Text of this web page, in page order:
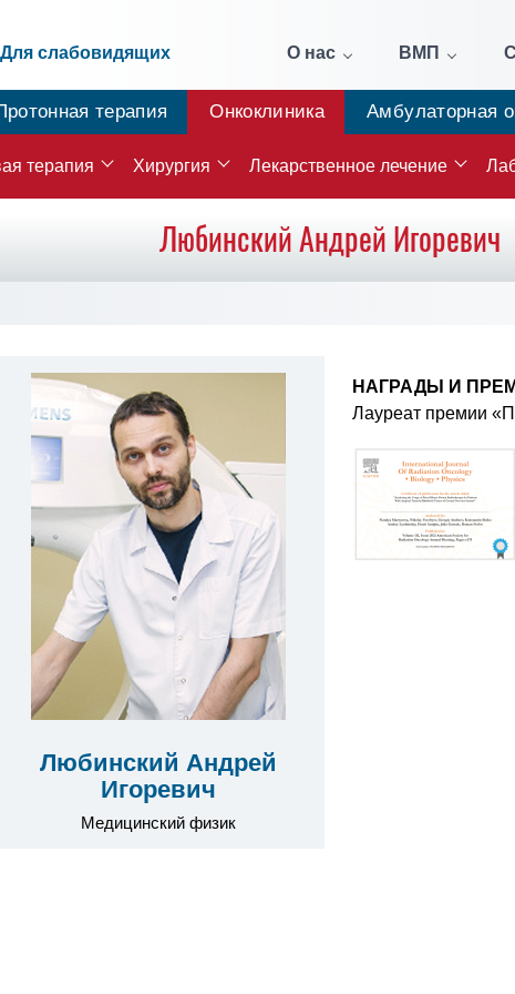
Для слабовидящих О нас ВМП
терапия Онкоклиника Амбулаторная
терапия Хирургия Лекарственное лечение
Любинский Андрей Игоревич
Любинский Андрей
Игоревич
Медицинский физик
НАГРАДЫ И
Лауреат премии